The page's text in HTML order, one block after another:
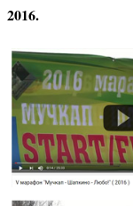
2016.